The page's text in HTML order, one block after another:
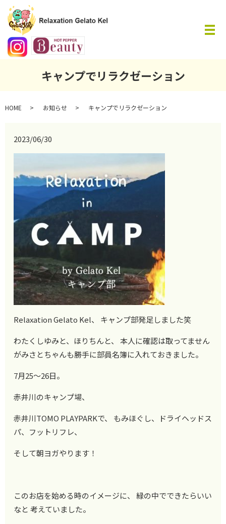
メ
キャンプでリラクゼーション
HOME お知らせ キャンプでリラクゼーション
2023/06/30
Relaxation Gelato Kel、 キャンプ部発足しました笑
わたくしゆみと、ほりちんと、 本人に確認は取ってません
がみさとちゃんも勝手に部員名簿に入れておきました。
7月25～26日。
赤井川のキャンプ場、
赤井川TOMO PLAYPARKで、 もみほぐし、ドライヘッドス
パ、フットリフレ、
そして朝ヨガやります！
このお店を始める時のイメージに、 緑の中でできたらいい
なと 考えていました。